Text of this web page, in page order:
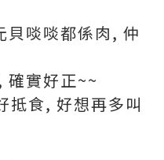
貝啖啖都係肉, 仲
確實好正~~
抵食, 好想再多叫